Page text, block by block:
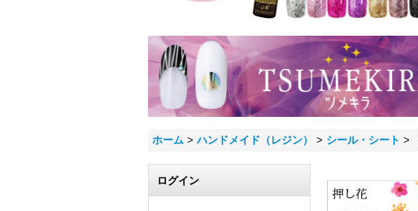
ホーム > ハンドメイド（レジン） > シール・シート >
ログイン